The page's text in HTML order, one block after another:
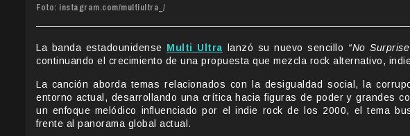
Foto: instagram.com/multiultra_/
La banda estadounidense Multi Ultra lanzó su nuevo sencillo “No
continuando el crecimiento de una propuesta que mezcla rock alternativo,
La canción aborda temas relacionados con la desigualdad social, la
entorno actual, desarrollando una crítica hacia figuras de poder y grandes
un enfoque melódico influenciado por el indie rock de los 2000, el tema
frente al panorama global actual.